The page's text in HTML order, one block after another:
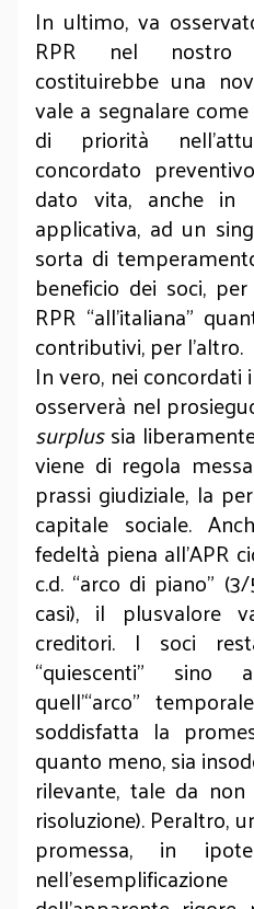
In ultimo, va
RPR nel nostro
costituirebbe una
vale a segnalare
di priorità
concordato
dato vita, anche in
applicativa, ad un
sorta di
beneficio dei soci,
RPR “all’italiana”
contributivi, per l’altro.
In vero, nei
osserverà nel
surplussia
viene di regola
prassi giudiziale, la
capitale sociale.
fedeltà piena all’APR
c.d. “arco di piano”
casi), il plusvalore
creditori. I soci
“quiescenti”
quell’“arco”
soddisfatta la
quanto meno, sia
rilevante, tale da non
risoluzione). Peraltro,
promessa, in